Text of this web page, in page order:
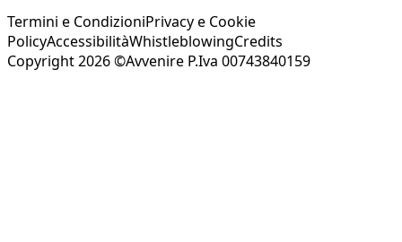
Termini e CondizioniPrivacy e Cookie
PolicyAccessibilitàWhistleblowingCredits
Copyright 2026 ©Avvenire P.Iva 00743840159